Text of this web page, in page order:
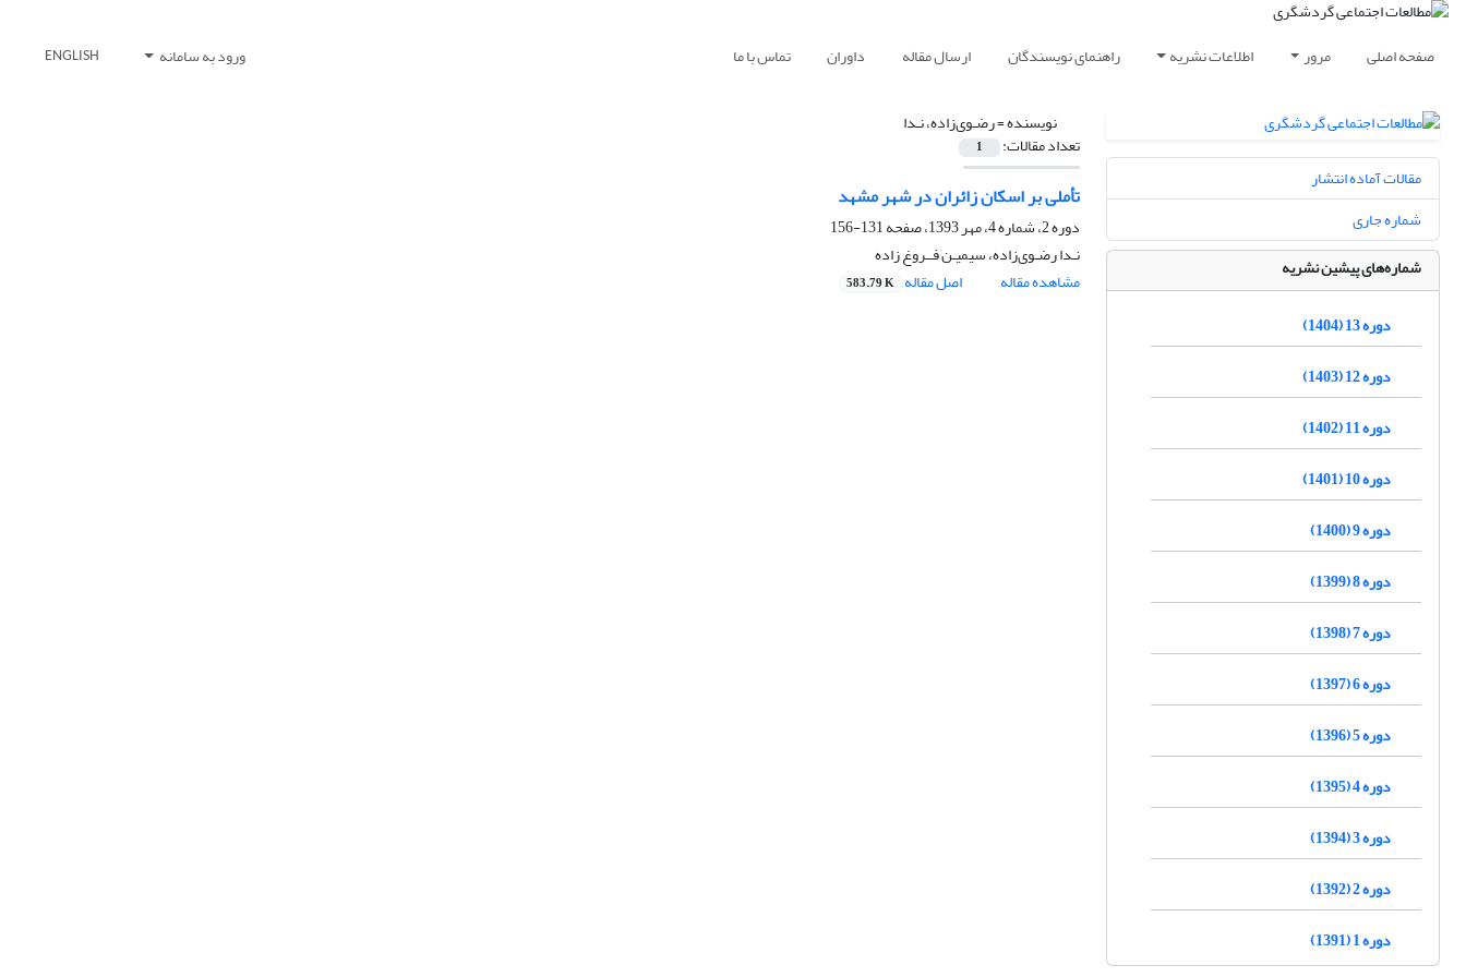
صفحه اصلی مرور اطلاعات نشریه راهنمای نویسندگان ارسال مقاله داوران تماس با ما ورود به سامانه ENGLISH
نویسنده =رضـوی‌زاده، نـدا
تعداد مقالات: 1
تأملی بر اسکان زائران در شهر مشهد
دوره 2، شماره 4، مهر 1393، صفحه
131-156
نـدا رضـوی‌زاده، سیمیـن فــروغ زاده
مشاهده مقاله
اصل مقاله 583.79 K
مقالات آماده انتشار
شماره جاری
شماره‌های پیشین نشریه
دوره 13 (1404)
دوره 12 (1403)
دوره 11 (1402)
دوره 10 (1401)
دوره 9 (1400)
دوره 8 (1399)
دوره 7 (1398)
دوره 6 (1397)
دوره 5 (1396)
دوره 4 (1395)
دوره 3 (1394)
دوره 2 (1392)
دوره 1 (1391)